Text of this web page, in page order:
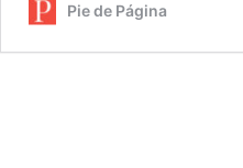
Pie de Página